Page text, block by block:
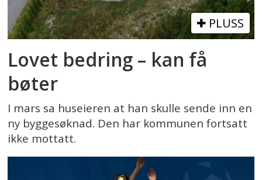
PLUSS
Lovet bedring – kan få
bøter
I mars sa huseieren at han skulle sende inn en
ny byggesøknad. Den har kommunen fortsatt
ikke mottatt.